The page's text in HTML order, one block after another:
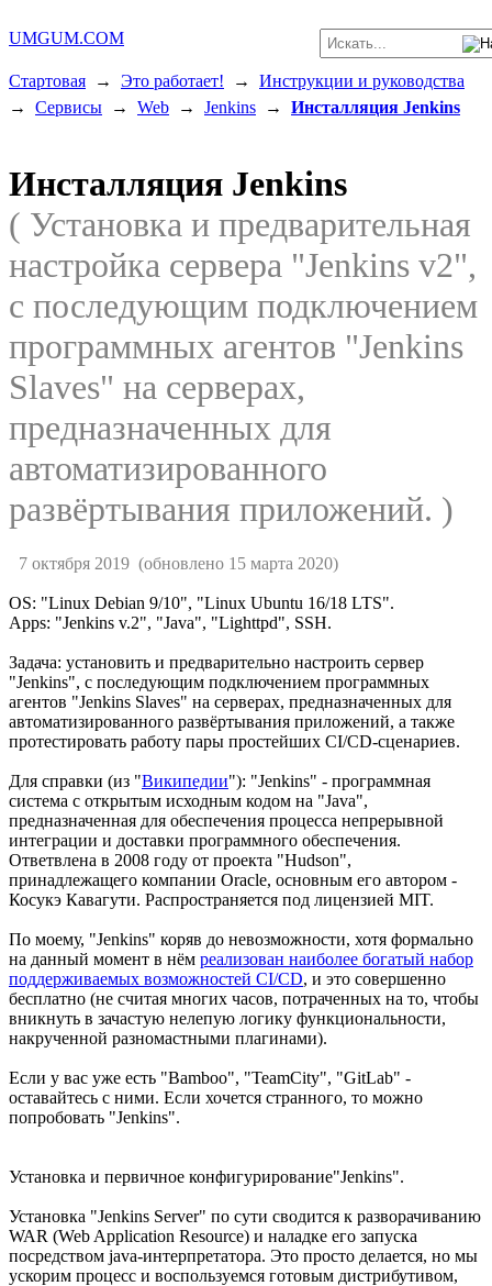
UMGUM.COM
Стартовая → Это работает! → Инструкции и руководства
→ Сервисы → Web → Jenkins → Инсталляция Jenkins
Инсталляция Jenkins
( Установка и предварительная
настройка сервера "Jenkins v2",
с последующим подключением
программных агентов "Jenkins
Slaves" на серверах,
предназначенных для
автоматизированного
развёртывания приложений. )
7 октября 2019(обновлено 15 марта 2020)
OS: "Linux Debian 9/10", "Linux Ubuntu 16/18 LTS".
Apps: "Jenkins v.2", "Java", "Lighttpd", SSH.
Задача: установить и предварительно настроить сервер
"Jenkins", с последующим подключением программных
агентов "Jenkins Slaves" на серверах, предназначенных для
автоматизированного развёртывания приложений, а также
протестировать работу пары простейших CI/CD-сценариев.
Для справки (из "Википедии"): "Jenkins" - программная
система с открытым исходным кодом на "Java",
предназначенная для обеспечения процесса непрерывной
интеграции и доставки программного обеспечения.
Ответвлена в 2008 году от проекта "Hudson",
принадлежащего компании Oracle, основным его автором -
Косукэ Кавагути. Распространяется под лицензией MIT.
По моему, "Jenkins" коряв до невозможности, хотя формально
на данный момент в нём реализован наиболее богатый набор
поддерживаемых возможностей CI/CD, и это совершенно
бесплатно (не считая многих часов, потраченных на то, чтобы
вникнуть в зачастую нелепую логику функциональности,
накрученной разномастными плагинами).
Если у вас уже есть "Bamboo", "TeamCity", "GitLab" -
оставайтесь с ними. Если хочется странного, то можно
попробовать "Jenkins".
Установка и первичное конфигурирование"Jenkins".
Установка "Jenkins Server" по сути сводится к разворачиванию
WAR (Web Application Resource) и наладке его запуска
посредством java-интерпретатора. Это просто делается, но мы
ускорим процесс и воспользуемся готовым дистрибутивом,